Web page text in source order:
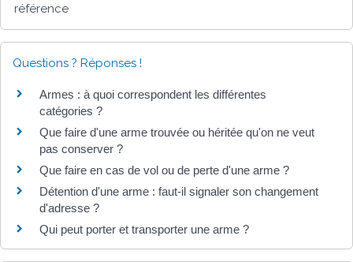
référence
Questions ? Réponses !
Armes : à quoi correspondent les différentes
catégories ?
Que faire d'une arme trouvée ou héritée qu'on ne veut
pas conserver ?
Que faire en cas de vol ou de perte d'une arme ?
Détention d'une arme : faut-il signaler son changement
d'adresse ?
Qui peut porter et transporter une arme ?